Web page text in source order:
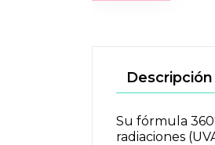
Descripción
Su fórmula
radiaciones